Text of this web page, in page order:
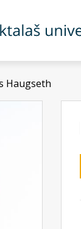
Haugseth